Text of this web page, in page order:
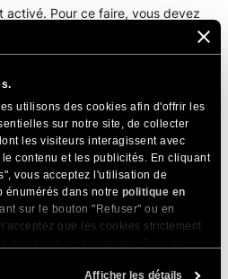
utilisons des cookies afin d'offrir les
sur notre site, de collecter
les visiteurs interagissent avec
contenu et les publicités. En cliquant
vous acceptez l'utilisation de
énumérés dans notre politique en
sur le bouton "Refuser" ou en
que les cookies strictement
Afficher les détails
activé. Pour ce faire, vous devez
est défini surtruecomme
]
pour l’envoi. Pour
includes/DefaultSettings.php
ensuite la variable
ressembler à la ligne ci-